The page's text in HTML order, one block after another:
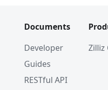
Documents
Developer
Guides
RESTful API
Zilliz